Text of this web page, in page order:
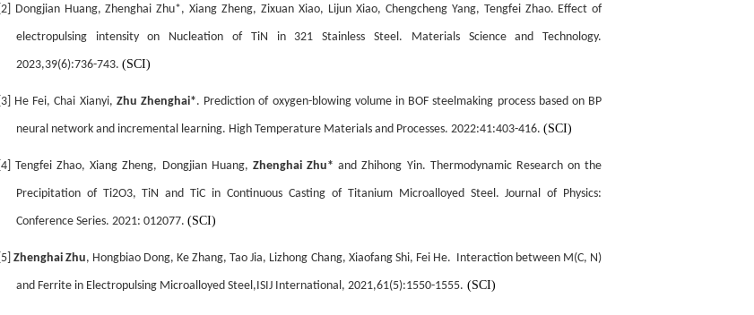
2] Dongjian Huang,Zhenghai Zhu*, Xiang Zheng, Zixuan Xiao, Lijun Xiao, Chengcheng Yang, Tengfei Zhao. Effect of
electropulsing intensity on Nucleation of TiN in 321 Stainless Steel. Materials Science and Technology.
2023,39(6):736-743. (SCI)
3] He Fei, Chai Xianyi, Zhu Zhenghai*. Prediction of oxygen-blowing volume in BOF steelmaking process based on BP
neural network and incremental learning. High Temperature Materials and Processes. 2022:41:403-416. (SCI)
4] Tengfei Zhao, Xiang Zheng, Dongjian Huang, Zhenghai Zhu* and Zhihong Yin. Thermodynamic Research on the
Precipitation of Ti2O3, TiN and TiC in Continuous Casting of Titanium Microalloyed Steel. Journal of Physics:
Conference Series. 2021: 012077. (SCI)
[5] Zhenghai Zhu, Hongbiao Dong, Ke Zhang, Tao Jia, Lizhong Chang, Xiaofang Shi, Fei He. Interaction between M(C, N)
and Ferrite in Electropulsing Microalloyed Steel,ISIJ International, 2021,61(5):1550-1555. (SCI)